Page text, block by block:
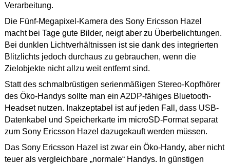
Verarbeitung.
Die Fünf-Megapixel-Kamera des Sony Ericsson Hazel
macht bei Tage gute Bilder, neigt aber zu Überbelichtungen.
Bei dunklen Lichtverhältnissen ist sie dank des integrierten
Blitzlichts jedoch durchaus zu gebrauchen, wenn die
Zielobjekte nicht allzu weit entfernt sind.
Statt des schmalbrüstigen serienmäßigen Stereo-Kopfhörer
des Öko-Handys sollte man ein A2DP-fähiges Bluetooth-
Headset nutzen. Inakzeptabel ist auf jeden Fall, dass USB-
Datenkabel und Speicherkarte im microSD-Format separat
zum Sony Ericsson Hazel dazugekauft werden müssen.
Das Sony Ericsson Hazel ist zwar ein Öko-Handy, aber nicht
teuer als vergleichbare „normale“ Handys. In günstigen